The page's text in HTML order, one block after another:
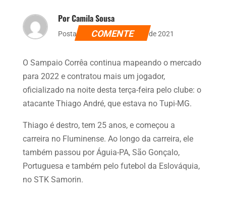
Por Camila Sousa
Postado dia 14 de dezembro de 2021
COMENTE
O Sampaio Corrêa continua mapeando o mercado
para 2022 e contratou mais um jogador,
oficializado na noite desta terça-feira pelo clube: o
atacante Thiago André, que estava no Tupi-MG.
Thiago é destro, tem 25 anos, e começou a
carreira no Fluminense. Ao longo da carreira, ele
também passou por Águia-PA, São Gonçalo,
Portuguesa e também pelo futebol da Eslováquia,
no STK Samorin.